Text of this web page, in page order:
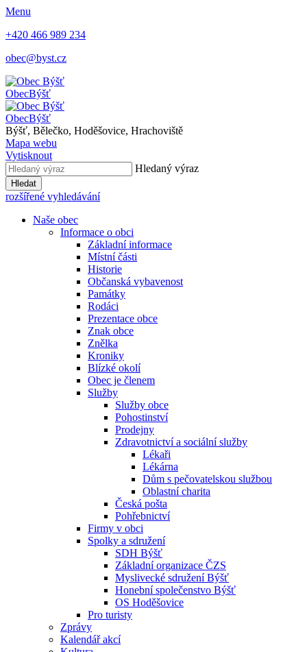
Menu
+420 466 989 234
obec@byst.cz
ObecBýšť
ObecBýšť
Býšť, Bělečko, Hoděšovice, Hrachoviště
Mapa webu
Vytisknout
Hledaný výraz
Hledat
rozšířené vyhledávání
Naše obec
Informace o obci
Základní informace
Místní části
Historie
Občanská vybavenost
Památky
Rodáci
Prezentace obce
Znak obce
Znělka
Kroniky
Blízké okolí
Obec je členem
Služby
Služby obce
Pohostinství
Prodejny
Zdravotnictví a sociální služby
Lékaři
Lékárna
Dům s pečovatelskou službou
Oblastní charita
Česká pošta
Pohřebnictví
Firmy v obci
Spolky a sdružení
SDH Býšť
Základní organizace ČZS
Myslivecké sdružení Býšť
Honební společenstvo Býšť
OS Hoděšovice
Pro turisty
Zprávy
Kalendář akcí